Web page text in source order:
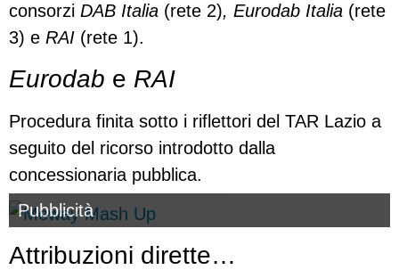
consorzi DAB Italia (rete 2), Eurodab Italia (rete
3) e RAI (rete 1).
Eurodab e RAI
Procedura finita sotto i riflettori del TAR Lazio a
seguito del ricorso introdotto dalla
concessionaria pubblica.
Pubblicità
Attribuzioni dirette…